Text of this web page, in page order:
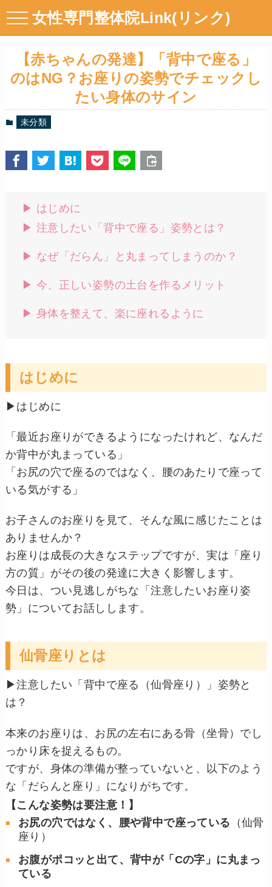
女性専門整体院Link(リンク)
【赤ちゃんの発達】「背中で座る」
のはNG？お座りの姿勢でチェックし
たい身体のサイン
未分類
▶︎ はじめに
▶︎ 注意したい「背中で座る」姿勢とは？
▶︎ なぜ「だらん」と丸まってしまうのか？
▶︎ 今、正しい姿勢の土台を作るメリット
▶︎ 身体を整えて、楽に座れるように
はじめに
▶︎はじめに
「最近お座りができるようになったけれど、なんだ
か背中が丸まっている」
「お尻の穴で座るのではなく、腰のあたりで座って
いる気がする」
お子さんのお座りを見て、そんな風に感じたことは
ありませんか？
お座りは成長の大きなステップですが、実は「座り
方の質」がその後の発達に大きく影響します。
今日は、つい見逃しがちな「注意したいお座り姿
勢」についてお話しします。
仙骨座りとは
▶︎注意したい「背中で座る（仙骨座り）」姿勢と
は？
本来のお座りは、お尻の左右にある骨（坐骨）でし
っかり床を捉えるもの。
ですが、身体の準備が整っていないと、以下のよう
な「だらんと座り」になりがちです。
【こんな姿勢は要注意！】
お尻の穴ではなく、腰や背中で座っている （仙骨
座り）
お腹がポコッと出て、背中が「Cの字」に丸まっ
ている